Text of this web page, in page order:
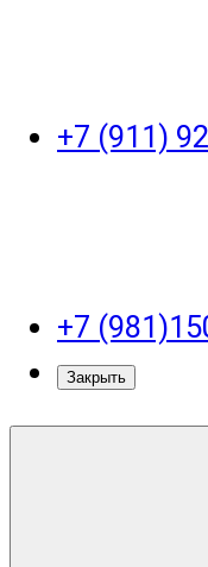
+7 (911)
+7
Закрыть